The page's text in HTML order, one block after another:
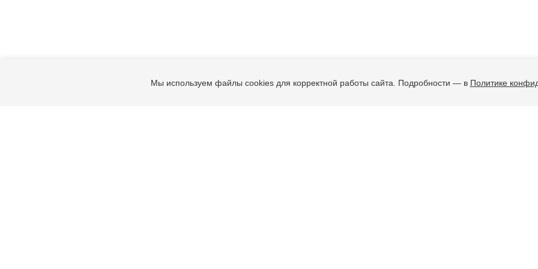
Мы используем файлы cookies для корректной работы сайта. Подробности — в Политике